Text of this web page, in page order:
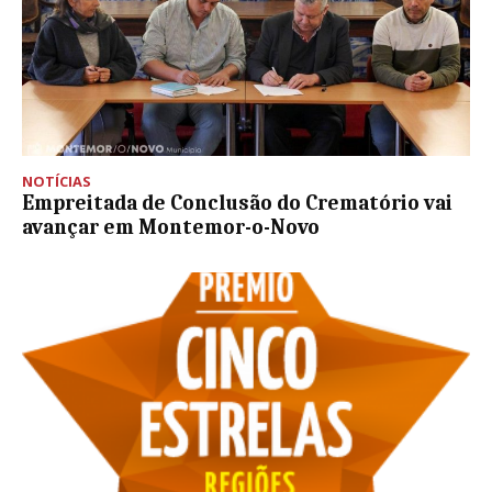
NOTÍCIAS
Empreitada de Conclusão do Crematório vai
avançar em Montemor-o-Novo